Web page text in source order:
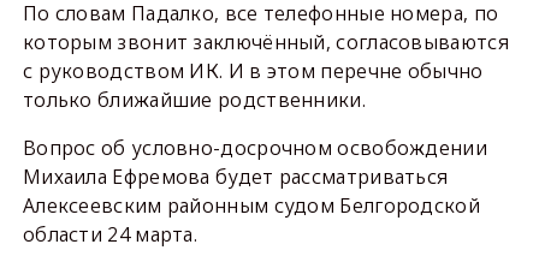
По словам Падалко, все телефонные номера, по
которым звонит заключённый, согласовываются
с руководством ИК. И в этом перечне обычно
только ближайшие родственники.
Вопрос об условно-досрочном освобождении
Михаила Ефремова будет рассматриваться
Алексеевским районным судом Белгородской
области 24 марта.